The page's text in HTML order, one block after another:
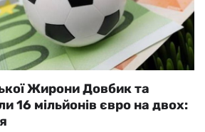
Жирони Довбик та
16 мільйонів євро на двох: